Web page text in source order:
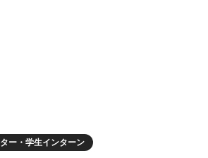
ー・学生インターン